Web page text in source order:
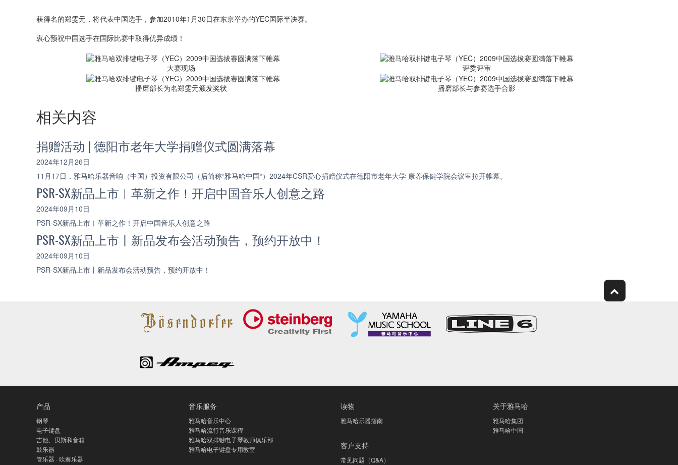
获得名的郑雯元，将代表中国选手，参加2010年1月30日在东京举办的YEC国际半决赛。
衷心预祝中国选手在国际比赛中取得优异成绩！
大赛现场
评委评审
播磨部长为名郑雯元颁发奖状
播磨部长与参赛选手合影
相关内容
捐赠活动 | 德阳市老年大学捐赠仪式圆满落幕
2024年12月26日
11月17日，雅马哈乐器音响（中国）投资有限公司（后简称“雅马哈中国“）2024年CSR爱心捐赠仪式在德阳市老年大学 康养保健学院会议室拉开帷幕。
PSR-SX新品上市︱革新之作！开启中国音乐人创意之路
2024年09月10日
PSR-SX新品上市︱革新之作！开启中国音乐人创意之路
PSR-SX新品上市丨新品发布会活动预告，预约开放中！
2024年09月10日
PSR-SX新品上市丨新品发布会活动预告，预约开放中！
产品
钢琴
电子键盘
吉他、贝斯和音箱
鼓乐器
管乐器 · 吹奏乐器
音乐服务
雅马哈音乐中心
雅马哈流行音乐课程
雅马哈双排键电子琴教师俱乐部
雅马哈电子键盘专用教室
读物
雅马哈乐器指南
客户支持
常见问题（Q&A）
关于雅马哈
雅马哈集团
雅马哈中国